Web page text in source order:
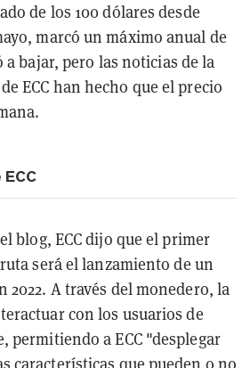
de los 100 dólares desde
marcó un máximo anual de
a bajar, pero las noticias de la
ECC han hecho que el precio
blog, ECC dijo que el primer
será el lanzamiento de un
2022. A través del monedero, la
con los usuarios de
permitiendo a ECC "desplegar